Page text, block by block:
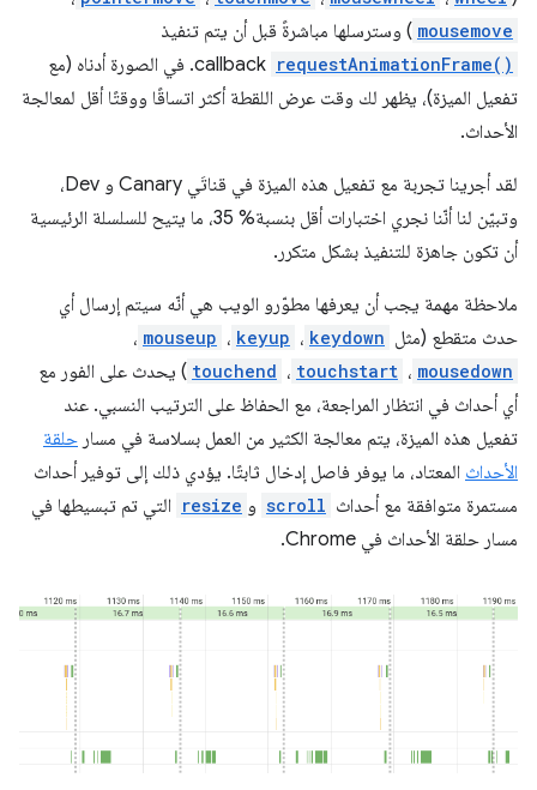
mousemove ) وسترسلها مباشرةً قبل أن يتم تنفيذ
requestAnimationFrame()
callback. في الصورة أدناه (مع
تفعيل الميزة)، يظهر لك وقت عرض اللقطة أكثر اتساقًا ووقتًا أقل لمعالجة
الأحداث.
لقد أجرينا تجربة مع تفعيل هذه الميزة في قناتَي Canary و Dev،
وتبيّن لنا أنّنا نجري اختبارات أقل بنسبة% 35، ما يتيح للسلسلة الرئيسية
أن تكون جاهزة للتنفيذ بشكل متكرر.
ملاحظة مهمة يجب أن يعرفها مطوّرو الويب هي أنّه سيتم إرسال أي
حدث متقطع (مثل keydown ، keyup ، mouseup ،
mousedown ، touchstart ، touchend ) يحدث على الفور مع
أي أحداث في انتظار المراجعة، مع الحفاظ على الترتيب النسبي. عند
تفعيل هذه الميزة، يتم معالجة الكثير من العمل بسلاسة في مسار حلقة
الأحداث المعتاد، ما يوفر فاصل إدخال ثابتًا. يؤدي ذلك إلى توفير أحداث
مستمرة متوافقة مع أحداث scroll و resize التي تم تبسيطها في
مسار حلقة الأحداث في Chrome.